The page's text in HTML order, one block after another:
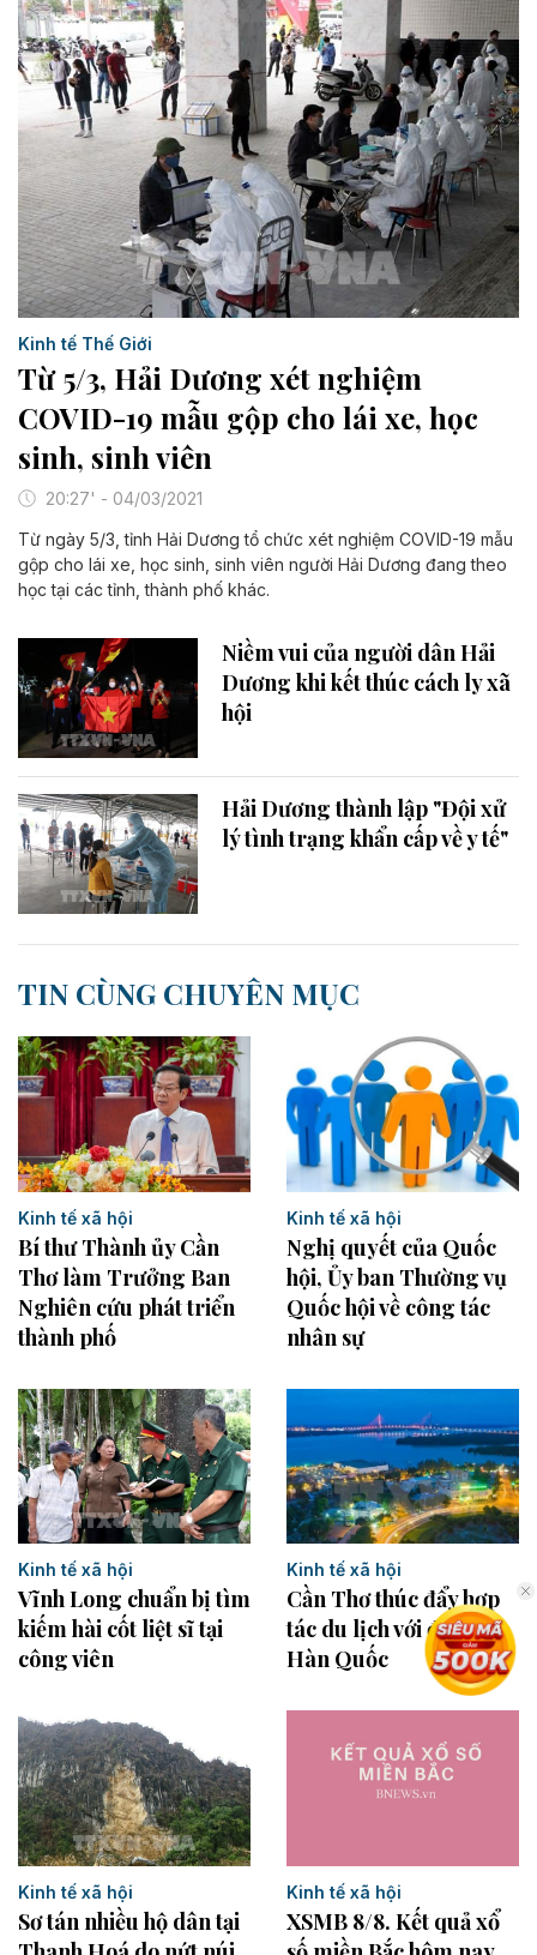
Kinh tế Thế Giới
Từ 5/3, Hải Dương xét nghiệm
COVID-19 mẫu gộp cho lái xe, học
sinh, sinh viên
20:27' - 04/03/2021
Từ ngày 5/3, tỉnh Hải Dương tổ chức xét nghiệm COVID-19 mẫu
gộp cho lái xe, học sinh, sinh viên người Hải Dương đang theo
học tại các tỉnh, thành phố khác.
Niềm vui của người dân Hải
Dương khi kết thúc cách ly xã
hội
Hải Dương thành lập "Đội xử
lý tình trạng khẩn cấp về y tế"
TIN CÙNG CHUYÊN MỤC
Kinh tế xã hội
Bí thư Thành ủy Cần
Thơ làm Trưởng Ban
Nghiên cứu phát triển
thành phố
Kinh tế xã hội
Nghị quyết của Quốc
hội, Ủy ban Thường vụ
Quốc hội về công tác
nhân sự
Kinh tế xã hội
Vĩnh Long chuẩn bị tìm
kiếm hài cốt liệt sĩ tại
công viên
Kinh tế xã hội
Cần Thơ thúc đẩy hợp
tác du lịch với đối tác
Hàn Quốc
Kinh tế xã hội
Sơ tán nhiều hộ dân tại
Kinh tế xã hội
XSMB 8/8. Kết quả xổ